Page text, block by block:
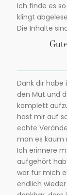
Ich finde es
klingt
Die Inhalte
Dank dir
den Mut und
komplett
hast mir auf
echte
man es kaum
Ich erinnere
aufgehört
war für mich
endlich